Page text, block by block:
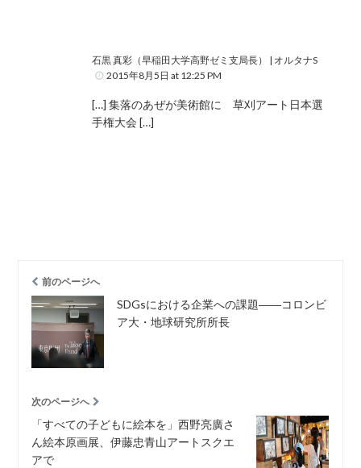
石黒 真彩（早稲田大学高野ゼミ支局長） | オルタナS
2015年8月5日 at 12:25 PM
[…] 集落のあぜが美術館に 草刈アート日本選
手権大会 […]
前のページへ
SDGsにおける企業への課題――コロンビ
ア大・地球研究所所長
次のページへ
「すべての子どもに絵本を」西野亮廣さ
ん絵本原画展、伊藤忠青山アートスクエ
アで